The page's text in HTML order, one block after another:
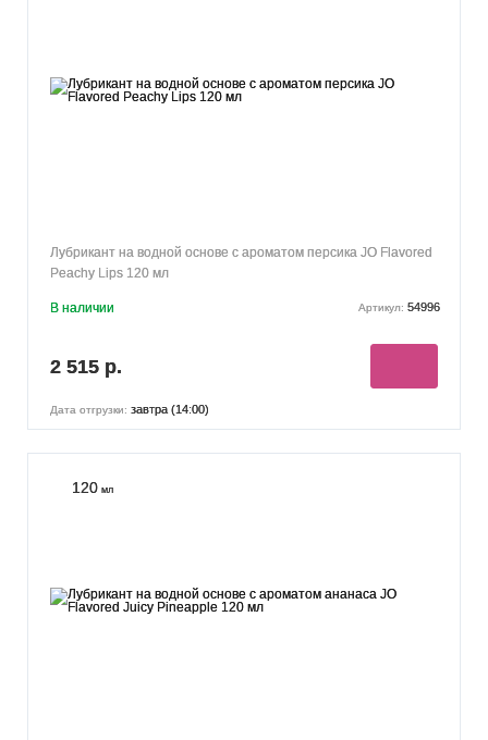
Лубрикант на водной основе с ароматом персика JO Flavored
Peachy Lips 120 мл
В наличии Артикул: 54996
2 515 р.
Дата отгрузки: завтра (14:00)
120 мл